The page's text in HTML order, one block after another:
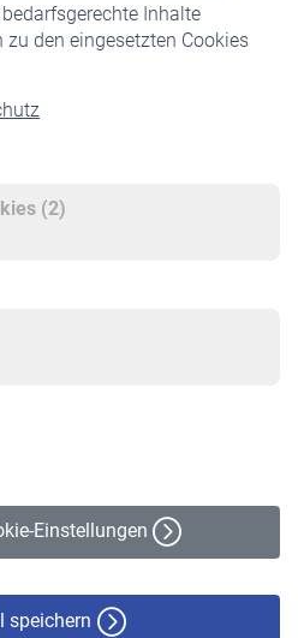
Inhalte
den eingesetzten Cookies
(2)
Einstellungen
speichern